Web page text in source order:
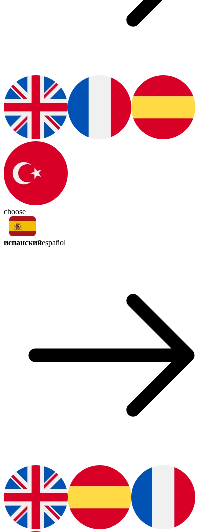
choose
испанскийespañol